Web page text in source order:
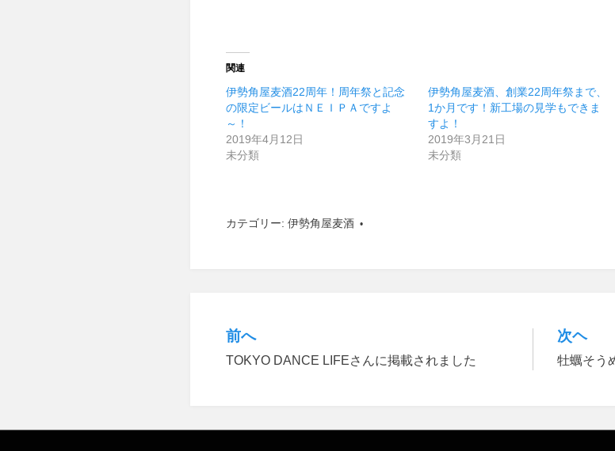
関連
伊勢角屋麦酒22周年！周年祭と記念
の限定ビールはＮＥＩＰＡですよ
～！
2019年4月12日
未分類
伊勢角屋麦酒、創業22周年祭まで、
1か月です！新工場の見学もできま
すよ！
2019年3月21日
未分類
カテゴリー: 伊勢角屋麦酒
投
稿
ビ
前へ
TOKYO DANCE LIFEさんに掲載されました
次ヘ
牡蠣そう